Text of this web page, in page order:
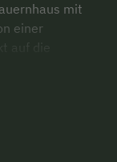
mit
einer
auf die
sind